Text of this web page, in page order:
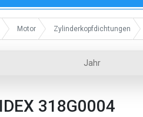
Motor Zylinderkopfdichtungen
Jahr
318G0004